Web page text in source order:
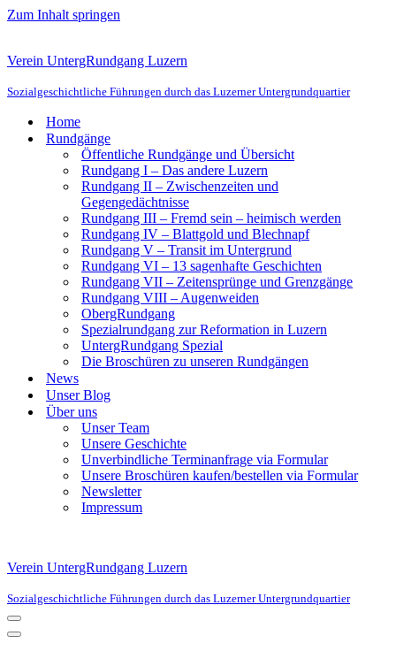
Zum Inhalt springen
Verein UntergRundgang Luzern
Sozialgeschichtliche Führungen durch das Luzerner Untergrundquartier
Home
Rundgänge
Öffentliche Rundgänge und Übersicht
Rundgang I – Das andere Luzern
Rundgang II – Zwischenzeiten und
Gegengedächtnisse
Rundgang III – Fremd sein – heimisch werden
Rundgang IV – Blattgold und Blechnapf
Rundgang V – Transit im Untergrund
Rundgang VI – 13 sagenhafte Geschichten
Rundgang VII – Zeitensprünge und Grenzgänge
Rundgang VIII – Augenweiden
ObergRundgang
Spezialrundgang zur Reformation in Luzern
UntergRundgang Spezial
Die Broschüren zu unseren Rundgängen
News
Unser Blog
Über uns
Unser Team
Unsere Geschichte
Unverbindliche Terminanfrage via Formular
Unsere Broschüren kaufen/bestellen via Formular
Newsletter
Impressum
Verein UntergRundgang Luzern
Sozialgeschichtliche Führungen durch das Luzerner Untergrundquartier
Navigationsmenü
Navigationsmenü